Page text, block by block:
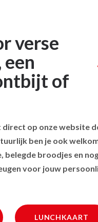
verse
of
direct op onze website
ben je ook
broodjes en
voor jouw
LUNCHKAART